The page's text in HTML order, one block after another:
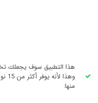
هذا التطبيق سوف يجعلك
منها: